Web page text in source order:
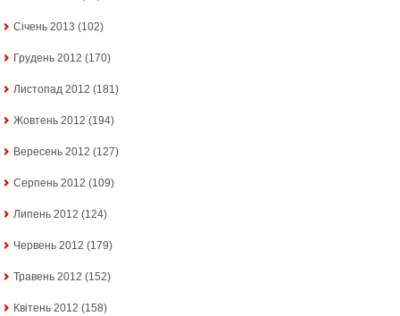
Січень 2013 (102)
Грудень 2012 (170)
Листопад 2012 (181)
Жовтень 2012 (194)
Вересень 2012 (127)
Серпень 2012 (109)
Липень 2012 (124)
Червень 2012 (179)
Травень 2012 (152)
Квітень 2012 (158)